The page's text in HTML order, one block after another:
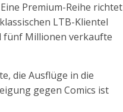
Premium-Reihe richtet
LTB-Klientel
fünf Millionen verkaufte
die Ausflüge in die
gegen Comics ist